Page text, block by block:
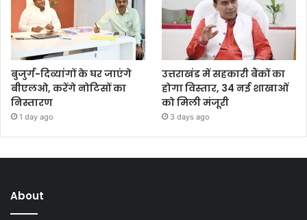
बुजुर्ग-दिव्यांगों के घर जाएंगे
बीएलओ, करेंगे नोटिसों का
निस्तारण
1 day ago
उत्तराखंड में सहकारी बैंकों का
होगा विस्तार, 34 नई शाखाओं
को मिली मंजूरी
3 days ago
About